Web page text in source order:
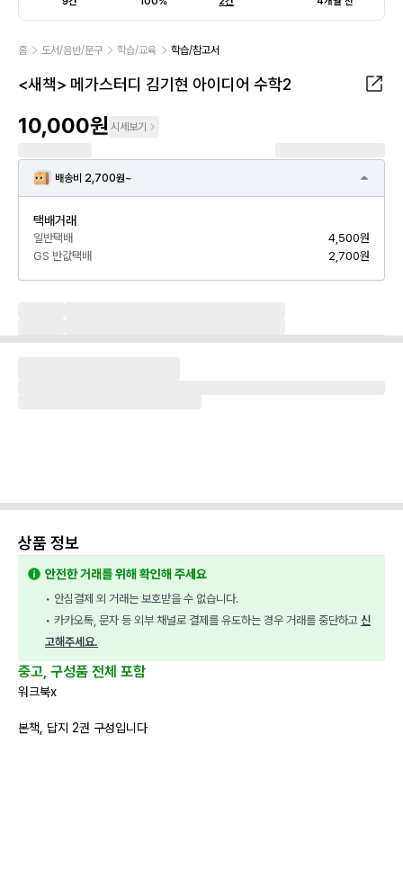
홈 도서/음반/문구 학습/교육 학습/참고서
<새책> 메가스터디 김기현 아이디어 수학2
10,000원 시세보기
배송비 2,700원~
택배거래
일반택배
4,500원
GS 반값택배
2,700원
상품 정보
안전한 거래를 위해 확인해 주세요
• 안심결제 외 거래는 보호받을 수 없습니다.
• 카카오톡, 문자 등 외부 채널로 결제를 유도하는 경우 거래를 중단하고 신
고해주세요.
중고, 구성품 전체 포함
워크북x
본책, 답지 2권 구성입니다